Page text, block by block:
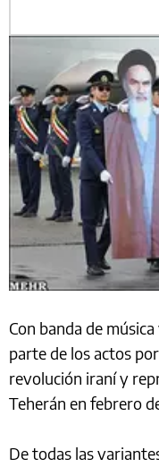
Con banda de
parte de los actos
revolución iraní y
Teherán en febrero
De todas las